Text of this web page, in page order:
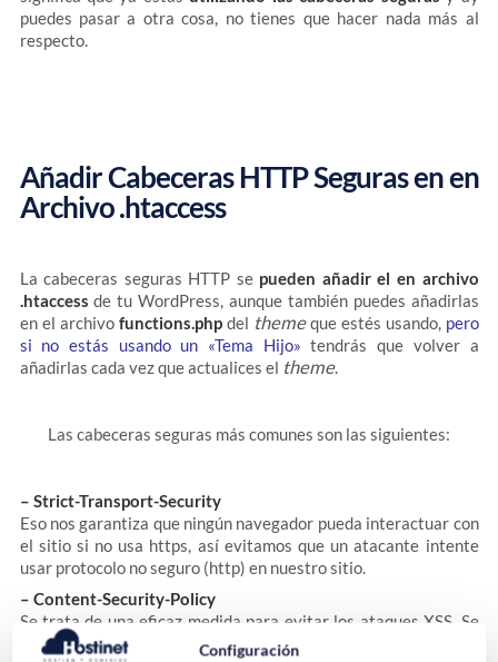
puedes pasar a otra cosa, no tienes que hacer nada más al
respecto.
Añadir Cabeceras HTTP Seguras en en
Archivo .htaccess
La cabeceras seguras HTTP se pueden añadir el en archivo
.htaccess de tu WordPress, aunque también puedes añadirlas
en el archivo functions.phpdel themeque estés usando, pero
si no estás usando un «Tema Hijo» tendrás que volver a
añadirlas cada vez que actualices el theme.
Las cabeceras seguras más comunes son las siguientes:
– Strict-Transport-Security
Eso nos garantiza que ningún navegador pueda interactuar con
el sitio si no usa https, así evitamos que un atacante intente
usar protocolo no seguro (http) en nuestro sitio.
– Content-Security-Policy
Se trata de una eficaz medida para evitar los ataques XSS. Se
pueden incluir «listas blancas» de contenido para que el
Configuración